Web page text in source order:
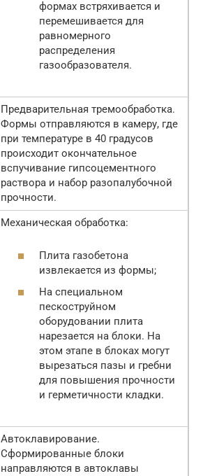
формах встряхивается и
перемешивается для
равномерного
распределения
газообразователя.
Предварительная тремообработка.
Формы отправляются в камеру, где
при температуре в 40 градусов
происходит окончательное
вспучивание гипсоцементного
раствора и набор разопалубочной
прочности.
Механическая обработка:
Плита газобетона
извлекается из формы;
На специальном
пескоструйном
оборудовании плита
нарезается на блоки. На
этом этапе в блоках могут
вырезаться пазы и гребни
для повышения прочности
и герметичности кладки.
Автоклавирование.
Сформированные блоки
направляются в автоклавы